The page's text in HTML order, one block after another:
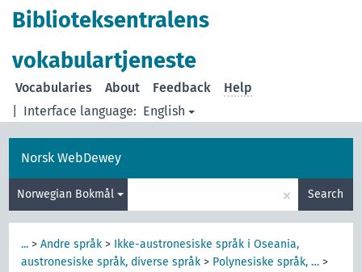
Biblioteksentralens
vokabulartjeneste
Interface language: English
Vocabularies About Feedback Help
Norsk WebDewey
Norwegian Bokmål × Search
... >Andre språk > Ikke-austronesiske språk i Oseania,
austronesiske språk, diverse språk > Polynesiske språk, … >